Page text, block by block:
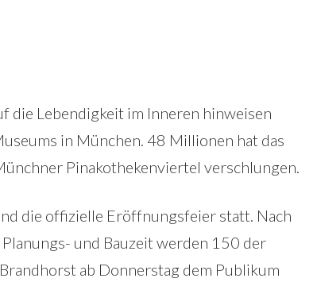
die Lebendigkeit im Inneren hinweisen
in München. 48 Millionen hat das
Pinakothekenviertel verschlungen.
die offizielle Eröffnungsfeier statt. Nach
und Bauzeit werden 150 der
ab Donnerstag dem Publikum